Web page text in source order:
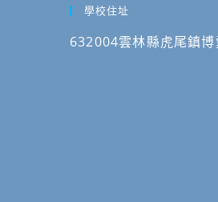
學校住址
632004雲林縣虎尾鎮